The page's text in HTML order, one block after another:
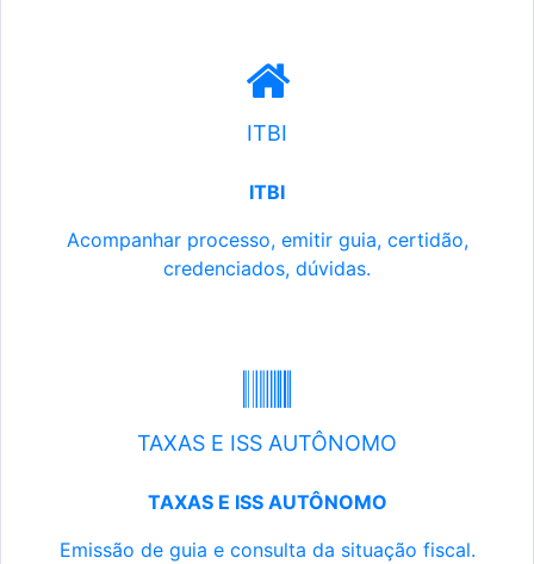
ITBI
ITBI
Acompanhar processo, emitir guia, certidão,
credenciados, dúvidas.
TAXAS E ISS AUTÔNOMO
TAXAS E ISS AUTÔNOMO
Emissão de guia e consulta da situação fiscal.